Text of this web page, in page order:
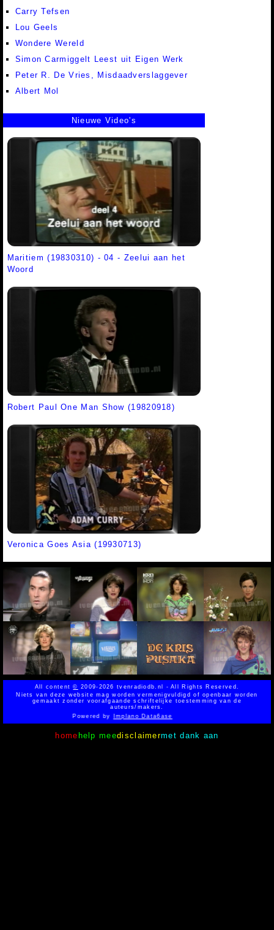
Carry Tefsen
Lou Geels
Wondere Wereld
Simon Carmiggelt Leest uit Eigen Werk
Peter R. De Vries, Misdaadverslaggever
Albert Mol
Nieuwe Video's
Maritiem (19830310) - 04 - Zeelui aan het
Woord
Robert Paul One Man Show (19820918)
Veronica Goes Asia (19930713)
All content© 2009-2026 tvenradiodb.nl - All Rights Reserved.
Niets van deze website mag worden vermenigvuldigd of openbaar worden
gemaakt zonder voorafgaande schriftelijke toestemming van de
auteurs/makers.
Powered by Implano Data6ase
home help meedisclaimermet dank aan